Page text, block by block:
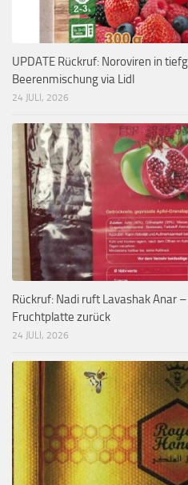
UPDATE Rückruf: Noroviren in
Beerenmischung via Lidl
24 JULI, 2026
Rückruf: Nadi ruft Lavashak Anar
Fruchtplatte zurück
24 JULI, 2026